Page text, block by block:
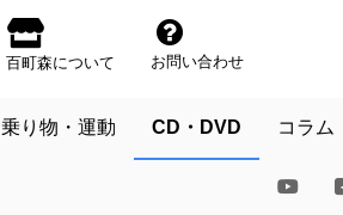
百町森について お問い合わせ
乗り物・運動 CD・DVD コラム